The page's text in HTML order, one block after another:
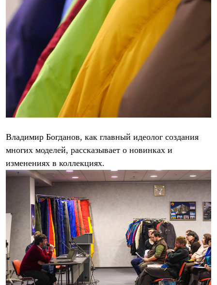
Брюки
Жилеты
Комбинезоны
Термобелье
Комплект термобелья
Снаряжение
Палатки и тенты
Тенты
Аксессуары для палаток
Рюкзаки
Экспедиционные
Легкоходные
Городские
Аксессуары для рюкзаков
Спальные мешки
Пуховые
Комбинированные
С синтетическим утеплителем
Аксессуары для спальников
Сумки и баулы
Кошельки
Сумки
Гермомешки
Полезные аксессуары
Книги
Еда
Коврики
Обувь
Владимир Богданов, как главный идеолог создания
многих моделей, рассказывает о новинках и
изменениях в коллекциях.